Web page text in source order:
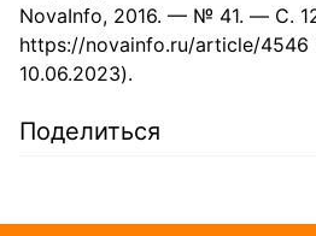
NovaInfo, 2016. — № 41. — С.
https://novainfo.ru/article/4546
10.06.2023).
Поделиться